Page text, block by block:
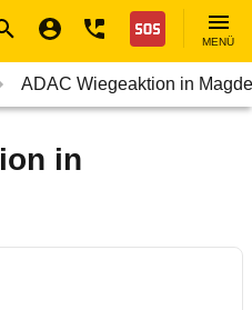
Nothilfe
MENÜ
ADAC Wiegeaktion in
in